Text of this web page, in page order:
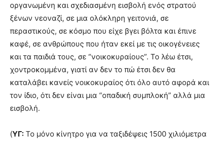
οργανωμένη και σχεδιασμένη εισβολή ενός στρατού
ξένων νεοναζί, σε μια ολόκληρη γειτονιά, σε
περαστικούς, σε κόσμο που είχε βγει βόλτα και έπινε
καφέ, σε ανθρώπους που ήταν εκεί με τις οικογένειες
και τα παιδιά τους, σε “νοικοκυραίους”. Το λέω έτσι,
χοντροκομμένα, γιατί αν δεν το πώ έτσι δεν θα
καταλάβει κανείς νοικοκυραίος ότι όλο αυτό αφορά και
τον ίδιο, ότι δεν είναι μια “οπαδική συμπλοκή” αλλά μια
εισβολή.
(ΥΓ: Το μόνο κίνητρο για να ταξιδέψεις 1500 χιλιόμετρα